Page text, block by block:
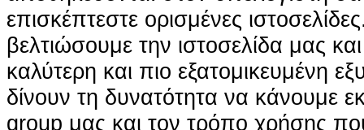
επισκέπτεστε ορισμένες
βελτιώσουμε την ιστοσελίδα μας
καλύτερη και πιο εξατομικευμένη
δίνουν τη δυνατότητα να κάνουμε
group μας και τον τρόπο χρήσης